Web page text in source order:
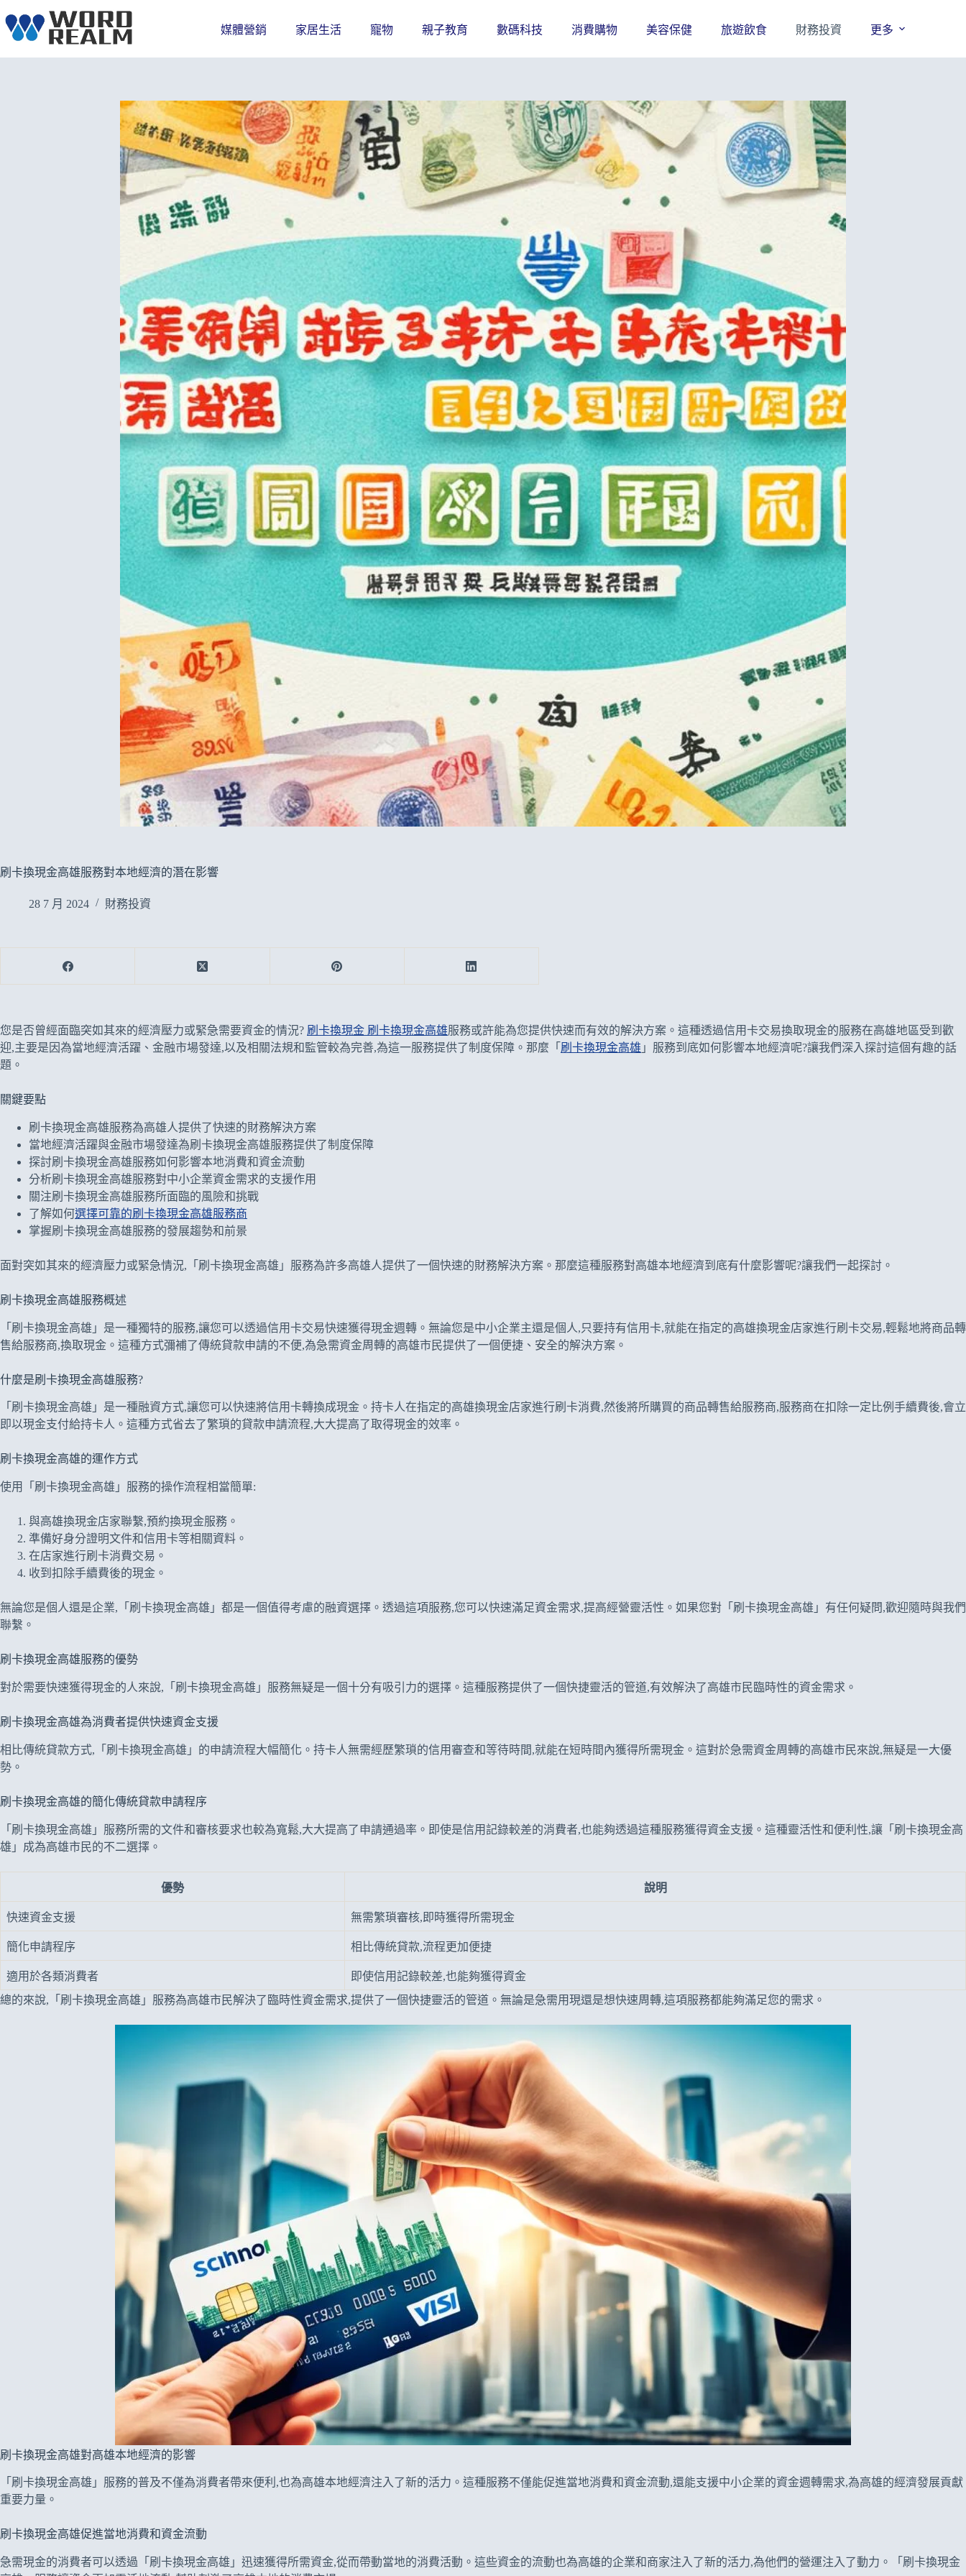
至
要
媒體營銷 家居生活 寵物 親子教育 數碼科技 消費購物 美容保健 旅遊飲食 財務投資 更多
刷卡換現金高雄服務對本地經濟的潛在影響
28 7 月 2024 財務投資
您是否曾經面臨突如其來的經濟壓力或緊急需要資金的情況? 刷卡換現金 刷卡換現金高雄服務或許能為您提供快速而有效的解決方案。這種透過信用卡交易換取現金的服務在高雄地區受到歡
迎,主要是因為當地經濟活躍、金融市場發達,以及相關法規和監管較為完善,為這一服務提供了制度保障。那麼「 刷卡換現金高雄 」服務到底如何影響本地經濟呢?讓我們深入探討這個有趣的話
題。
關鍵要點
刷卡換現金高雄服務為高雄人提供了快速的財務解決方案
當地經濟活躍與金融市場發達為刷卡換現金高雄服務提供了制度保障
探討刷卡換現金高雄服務如何影響本地消費和資金流動
分析刷卡換現金高雄服務對中小企業資金需求的支援作用
關注刷卡換現金高雄服務所面臨的風險和挑戰
了解如何選擇可靠的刷卡換現金高雄服務商
掌握刷卡換現金高雄服務的發展趨勢和前景
面對突如其來的經濟壓力或緊急情況,「刷卡換現金高雄」服務為許多高雄人提供了一個快速的財務解決方案。那麼這種服務對高雄本地經濟到底有什麼影響呢?讓我們一起探討。
刷卡換現金高雄服務概述
「刷卡換現金高雄」是一種獨特的服務,讓您可以透過信用卡交易快速獲得現金週轉。無論您是中小企業主還是個人,只要持有信用卡,就能在指定的高雄換現金店家進行刷卡交易,輕鬆地將商品轉
售給服務商,換取現金。這種方式彌補了傳統貸款申請的不便,為急需資金周轉的高雄市民提供了一個便捷、安全的解決方案。
什麼是刷卡換現金高雄服務?
「刷卡換現金高雄」是一種融資方式,讓您可以快速將信用卡轉換成現金。持卡人在指定的高雄換現金店家進行刷卡消費,然後將所購買的商品轉售給服務商,服務商在扣除一定比例手續費後,會立
即以現金支付給持卡人。這種方式省去了繁瑣的貸款申請流程,大大提高了取得現金的效率。
刷卡換現金高雄的運作方式
使用「刷卡換現金高雄」服務的操作流程相當簡單:
與高雄換現金店家聯繫,預約換現金服務。
準備好身分證明文件和信用卡等相關資料。
在店家進行刷卡消費交易。
收到扣除手續費後的現金。
無論您是個人還是企業,「刷卡換現金高雄」都是一個值得考慮的融資選擇。透過這項服務,您可以快速滿足資金需求,提高經營靈活性。如果您對「刷卡換現金高雄」有任何疑問,歡迎隨時與我們
聯繫。
刷卡換現金高雄服務的優勢
對於需要快速獲得現金的人來說,「刷卡換現金高雄」服務無疑是一個十分有吸引力的選擇。這種服務提供了一個快捷靈活的管道,有效解決了高雄市民臨時性的資金需求。
刷卡換現金高雄為消費者提供快速資金支援
相比傳統貸款方式,「刷卡換現金高雄」的申請流程大幅簡化。持卡人無需經歷繁瑣的信用審查和等待時間,就能在短時間內獲得所需現金。這對於急需資金周轉的高雄市民來說,無疑是一大優
勢。
刷卡換現金高雄的簡化傳統貸款申請程序
「刷卡換現金高雄」服務所需的文件和審核要求也較為寬鬆,大大提高了申請通過率。即使是信用記錄較差的消費者,也能夠透過這種服務獲得資金支援。這種靈活性和便利性,讓「刷卡換現金高
雄」成為高雄市民的不二選擇。
優勢 說明
快速資金支援 無需繁瑣審核,即時獲得所需現金
簡化申請程序 相比傳統貸款,流程更加便捷
適用於各類消費者
即使信用記錄較差,也能夠獲得資金
總的來說,「刷卡換現金高雄」服務為高雄市民解決了臨時性資金需求,提供了一個快捷靈活的管道。無論是急需用現還是想快速周轉,這項服務都能夠滿足您的需求。
刷卡換現金高雄對高雄本地經濟的影響
「刷卡換現金高雄」服務的普及不僅為消費者帶來便利,也為高雄本地經濟注入了新的活力。這種服務不僅能促進當地消費和資金流動,還能支援中小企業的資金週轉需求,為高雄的經濟發展貢獻
重要力量。
刷卡換現金高雄促進當地消費和資金流動
急需現金的消費者可以透過「刷卡換現金高雄」迅速獲得所需資金,從而帶動當地的消費活動。這些資金的流動也為高雄的企業和商家注入了新的活力,為他們的營運注入了動力。「刷卡換現金